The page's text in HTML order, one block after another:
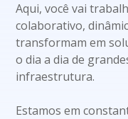
Aqui, você vai
colaborativo,
transformam em
o dia a dia de
infraestrutura.
Estamos em